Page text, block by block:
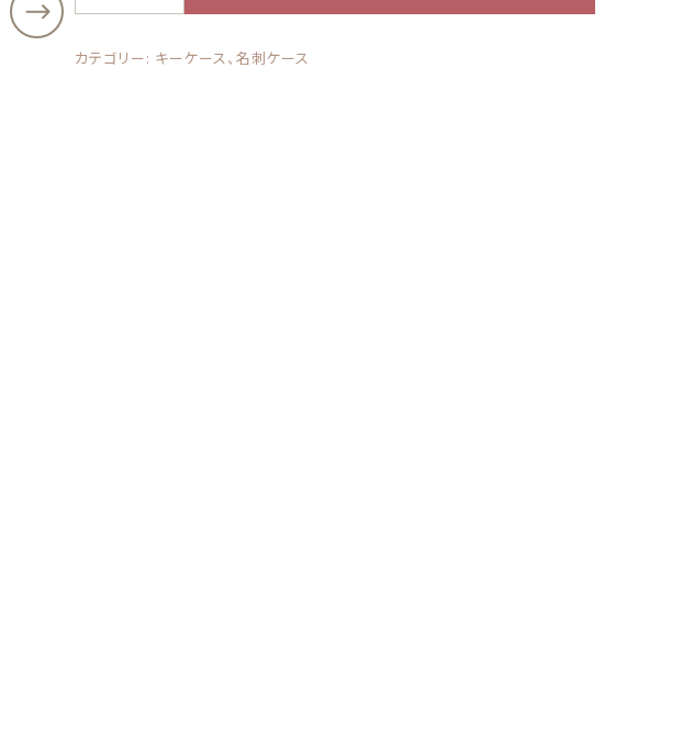
子
カテゴリー: キーケース、名刺ケース
カートを確認する
アクリルスタンド アクリルフィギュア
在庫あり